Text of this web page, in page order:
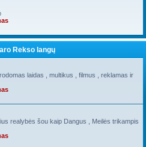
Rekso langų
laidas , multikus , filmus , reklamas ir
realybės šou kaip Dangus , Meilės trikampis